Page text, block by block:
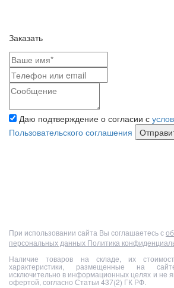
Заказать
Даю подтверждение о согласии с
Пользовательского соглашения
При использовании сайта Вы соглашаетесь с
персональных данных Политика
Наличие товаров на складе, их
характеристики, размещенные на
исключительно в информационных целях и не
офертой, согласно Статьи 437(2) ГК РФ.